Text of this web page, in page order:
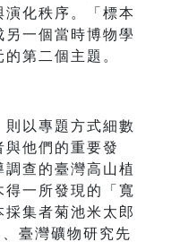
化秩序。「標本
一個當時博物學
第二個主題。
以專題方式細數
他們的重要發
查的臺灣高山植
一所發現的「寬
集者菊池米太郎
臺灣礦物研究先